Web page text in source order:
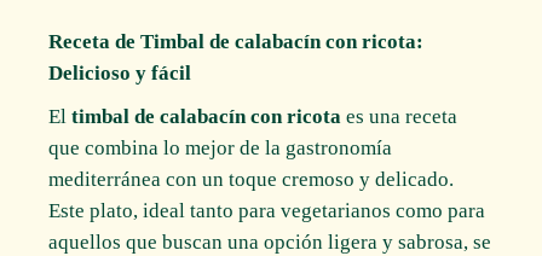
Receta de Timbal de calabacín con ricota:
Delicioso y fácil
Eltimbal de calabacín con ricota es una receta
que combina lo mejor de la gastronomía
mediterránea con un toque cremoso y delicado.
Este plato, ideal tanto para vegetarianos como para
aquellos que buscan una opción ligera y sabrosa, se